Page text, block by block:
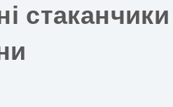
стаканчики